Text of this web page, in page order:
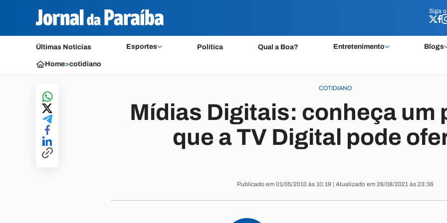
Siga o
Últimas Notícias Esportes Política Qual a Boa? Entretenimento Blogs
Siga o
Home>cotidiano
COTIDIANO
Mídias Digitais: conheça um
que a TV Digital pode
Publicado em 01/05/2010 às 10:19 | Atualizado em 26/08/2021 às 23:36